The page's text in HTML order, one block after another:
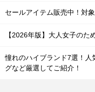
セールアイテム販売中！対
【2026年版】大人女子のた
憧れのハイブランド7選！人
グなど厳選してご紹介！